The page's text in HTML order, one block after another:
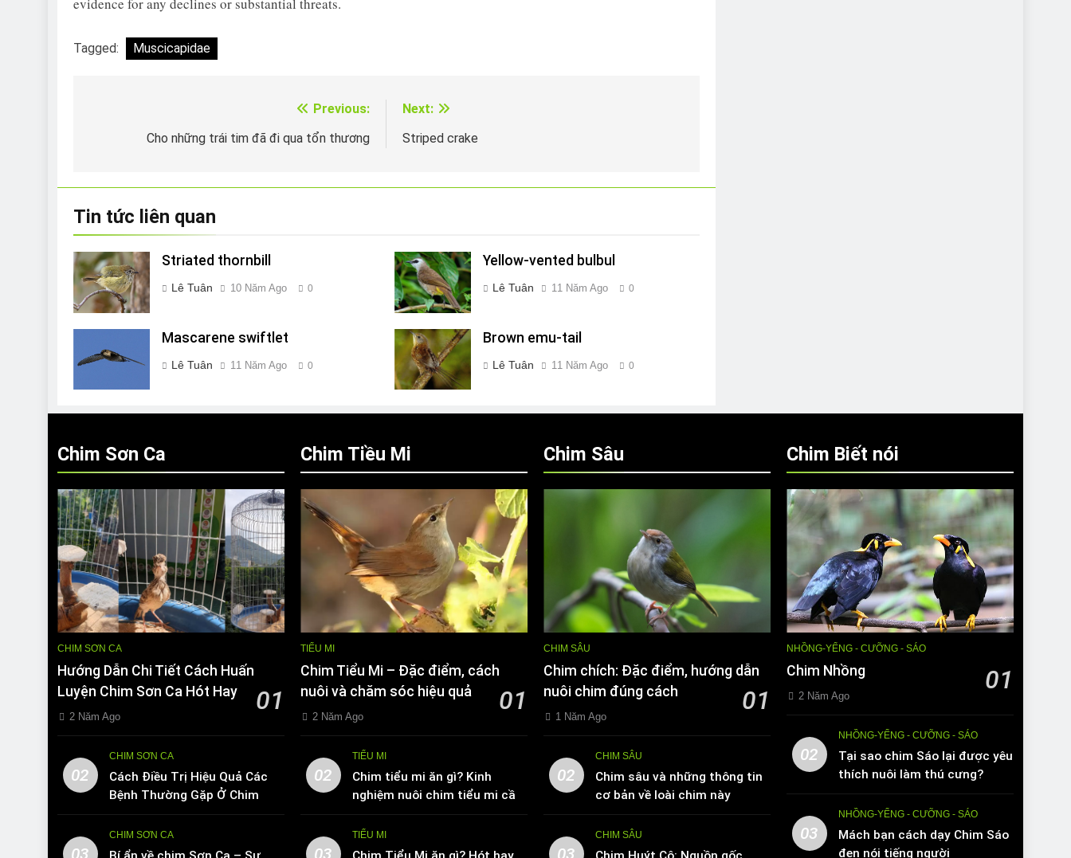
Tagged: Muscicapidae
Previous:
Cho những trái tim đã đi qua tổn thương
Next:
Striped crake
Tin tức liên quan
Striated thornbill
Lê Tuân 10 Năm Ago 0
Yellow-vented bulbul
Lê Tuân 11 Năm Ago 0
Mascarene swiftlet
Lê Tuân 11 Năm Ago 0
Brown emu-tail
Lê Tuân 11 Năm Ago 0
Chim Sơn Ca
CHIM SƠN CA
Hướng Dẫn Chi Tiết Cách Huấn
Luyện Chim Sơn Ca Hót Hay
01
2 Năm Ago
02
CHIM SƠN CA
Cách Điều Trị Hiệu Quả Các
Bệnh Thường Gặp Ở Chim
Sơn Ca
03
CHIM SƠN CA
Chim Tiều Mi
TIỂU MI
Chim Tiểu Mi – Đặc điểm, cách
nuôi và chăm sóc hiệu quả
01
2 Năm Ago
02
TIỂU MI
Chim tiểu mi ăn gì? Kinh
nghiệm nuôi chim tiểu mi cần
biết
03
TIỂU MI
Chim Sâu
CHIM SÂU
Chim chích: Đặc điểm, hướng dẫn
nuôi chim đúng cách
01
1 Năm Ago
02
CHIM SÂU
Chim sâu và những thông tin
cơ bản về loài chim này
03
CHIM SÂU
Chim Biết nói
NHỒNG-YỂNG - CƯỠNG - SÁO
Chim Nhồng 01
2 Năm Ago
02
NHỒNG-YỂNG - CƯỠNG - SÁO
Tại sao chim Sáo lại được yêu
thích nuôi làm thú cưng?
03
NHỒNG-YỂNG - CƯỠNG - SÁO
Mách bạn cách dạy Chim Sáo
đen nói tiếng người